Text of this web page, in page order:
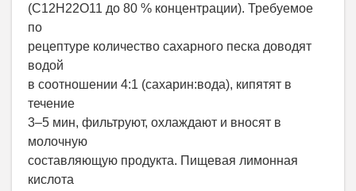
(C12H22O11 до 80 % концентрации). Требуемое
по
рецептуре количество сахарного песка доводят
водой
в соотношении 4:1 (сахарин:вода), кипятят в
течение
3–5 мин, фильтруют, охлаждают и вносят в
молочную
составляющую продукта. Пищевая лимонная
кислота